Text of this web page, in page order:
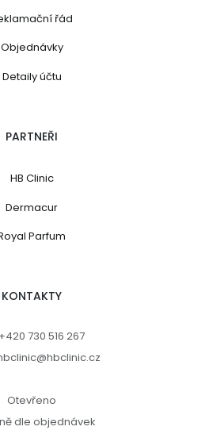
řád
Objednávky
Detaily účtu
PARTNEŘI
HB Clinic
Dermacur
Parfum
KONTAKTY
730 516 267
Otevřeno
dle objednávek